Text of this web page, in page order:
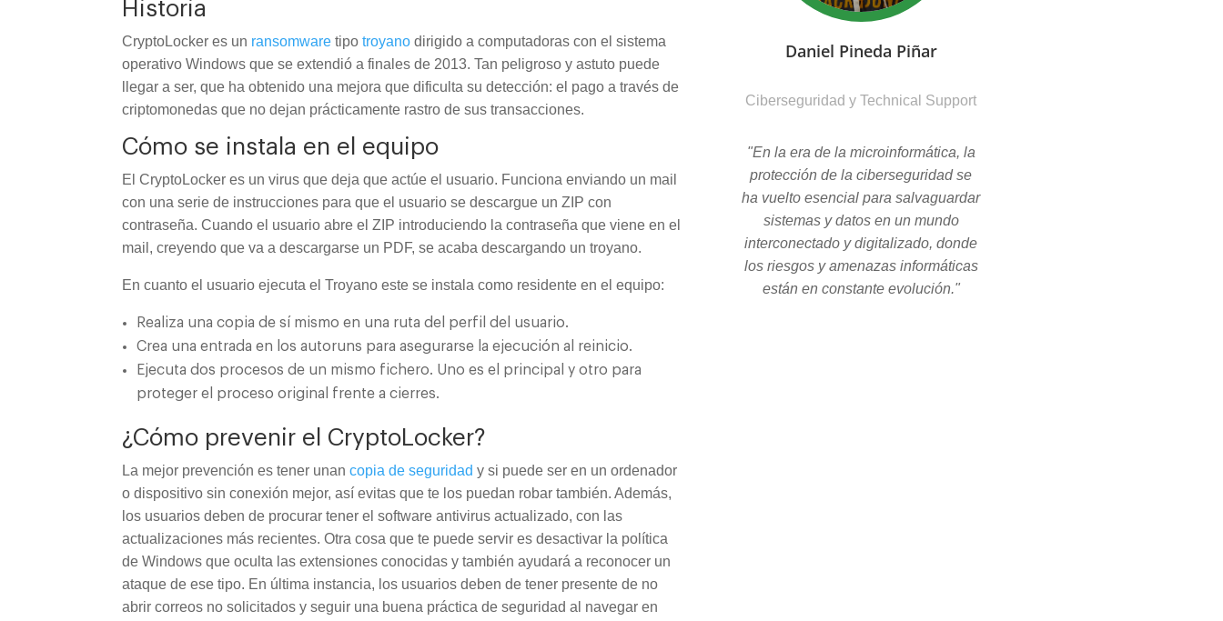
Historia
CryptoLocker es un ransomware tipotroyano dirigido a computadoras con el sistema
operativo Windows que se extendió a finales de 2013. Tan peligroso y astuto puede
llegar a ser, que ha obtenido una mejora que dificulta su detección: el pago a través de
criptomonedas que no dejan prácticamente rastro de sus transacciones.
Cómo se instala en el equipo
El CryptoLocker es un virus que deja que actúe el usuario. Funciona enviando un mail
con una serie de instrucciones para que el usuario se descargue un ZIP con
contraseña. Cuando el usuario abre el ZIP introduciendo la contraseña que viene en el
mail, creyendo que va a descargarse un PDF, se acaba descargando un troyano.
En cuanto el usuario ejecuta el Troyano este se instala como residente en el equipo:
Realiza una copia de sí mismo en una ruta del perfil del usuario.
Crea una entrada en los autoruns para asegurarse la ejecución al reinicio.
Ejecuta dos procesos de un mismo fichero. Uno es el principal y otro para
proteger el proceso original frente a cierres.
¿Cómo prevenir el CryptoLocker?
La mejor prevención es tener unancopia de seguridad y si puede ser en un ordenador
o dispositivo sin conexión mejor, así evitas que te los puedan robar también. Además,
los usuarios deben de procurar tener el software antivirus actualizado, con las
actualizaciones más recientes. Otra cosa que te puede servir es desactivar la política
de Windows que oculta las extensiones conocidas y también ayudará a reconocer un
ataque de ese tipo. En última instancia, los usuarios deben de tener presente de no
abrir correos no solicitados y seguir una buena práctica de seguridad al navegar en
Daniel Pineda Piñar
Ciberseguridad y Technical Support
"En la era de la microinformática, la
protección de la ciberseguridad se
ha vuelto esencial para salvaguardar
sistemas y datos en un mundo
interconectado y digitalizado, donde
los riesgos y amenazas informáticas
están en constante evolución."